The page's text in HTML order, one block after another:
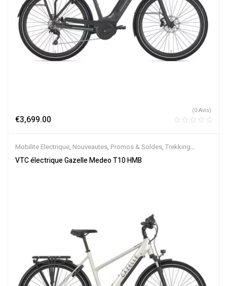
€3,699.00
(0 Avis)
Mobilite Electrique, Nouveautes, Promos & Soldes, Trekking
électrique,Vélo électrique ville,Velos Electriques
VTC électrique Gazelle Medeo T10 HMB